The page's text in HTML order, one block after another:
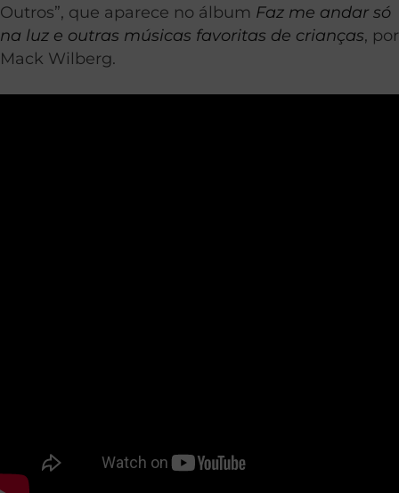
Outros”, que aparece no álbum Faz me andar só
na luz e outras músicas favoritas de crianças, por
Mack Wilberg.